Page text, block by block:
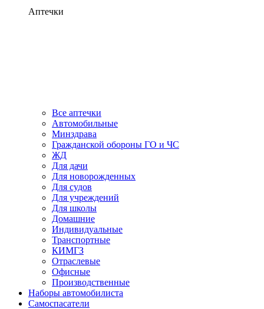
Аптечки
Все аптечки
Автомобильные
Минздрава
Гражданской обороны ГО и ЧС
ЖД
Для дачи
Для новорожденных
Для судов
Для учреждений
Для школы
Домашние
Индивидуальные
Транспортные
КИМГЗ
Отраслевые
Офисные
Производственные
Наборы автомобилиста
Самоспасатели